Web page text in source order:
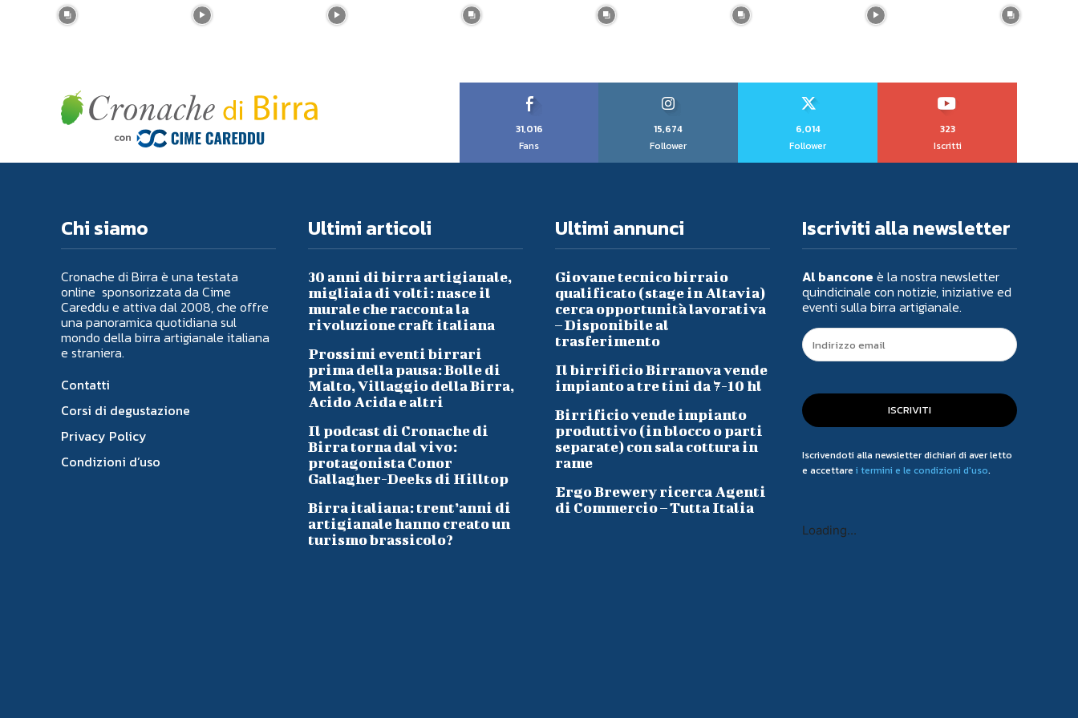
31,016
Fans
15,674
Follower
6,014
Follower
323
Iscritti
Chi siamo
Cronache di Birra è una testata
online sponsorizzata da Cime
Careddu e attiva dal 2008, che offre
una panoramica quotidiana sul
mondo della birra artigianale italiana
e straniera.
Contatti
Corsi di degustazione
Privacy Policy
Condizioni d’uso
Ultimi articoli
30 anni di birra artigianale,
migliaia di volti: nasce il
murale che racconta la
rivoluzione craft italiana
Prossimi eventi birrari
prima della pausa: Bolle di
Malto, Villaggio della Birra,
Acido Acida e altri
Il podcast di Cronache di
Birra torna dal vivo:
protagonista Conor
Gallagher-Deeks di Hilltop
Birra italiana: trent’anni di
artigianale hanno creato un
turismo brassicolo?
Ultimi annunci
Giovane tecnico birraio
qualificato (stage in Altavia)
cerca opportunità lavorativa
– Disponibile al
trasferimento
Il birrificio Birranova vende
impianto a tre tini da 7-10 hl
Birrificio vende impianto
produttivo (in blocco o parti
separate) con sala cottura in
rame
Ergo Brewery ricerca Agenti
di Commercio – Tutta Italia
Iscriviti alla newsletter
Al bancone è la nostra newsletter
quindicinale con notizie, iniziative ed
eventi sulla birra artigianale.
ISCRIVITI
Iscrivendoti alla newsletter dichiari di aver letto
e accettare i termini e le condizioni d'uso.
Loading...